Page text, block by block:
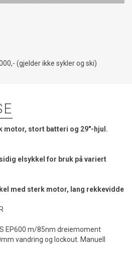
(gjelder ikke sykler og ski)
motor, stort batteri og 29"-hjul.
elsykkel for bruk på variert
med sterk motor, lang rekkevidde
EP600 m/85nm dreiemoment
vandring og lockout. Manuell